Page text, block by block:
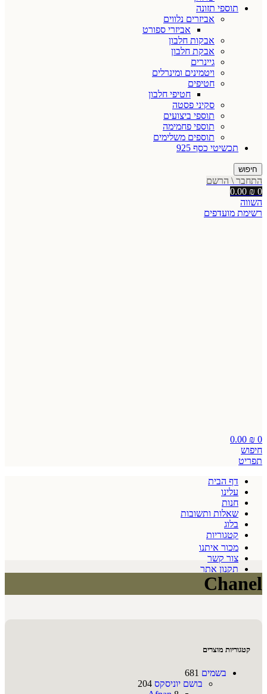
תוספי תזונה
אביזרים נלווים
אביזרי ספורט
אבקות חלבון
אבקת חלבון
גיינרים
ויטמינים ומינרלים
חטיפים
חטיפי חלבון
סקיני פסטה
תוספי ביצועים
תוספי פחמימה
תוספים משלימים
תכשיטי כסף 925
חיפוש
התחבר \ הרשם
0
0.00 ₪
השווה
רשימת מועדפים
0
0.00 ₪
חיפוש
תפריט
דף הבית
עלינו
חנות
שאלות ותשובות
בלוג
קטגוריות
מכור איתנו
צור קשר
תקנון אתר
Chanel
קטגוריות מוצרים
בשמים 681
בושם יוניסקס 204